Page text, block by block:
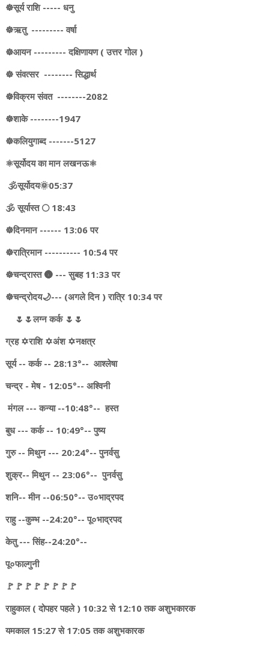
☸️सूर्य राशि ----- धनु
☸️ऋतु --------- वर्षा
☸️आयन --------- दक्षिणायण ( उत्तर गोल )
☸️ संवत्सर -------- सिद्धार्थ
☸️विक्रम संवत --------2082
☸️शाके --------1947
☸️कलियुगाब्द -------5127
⚛️सूर्योदय का मान लखनऊ⚛️
🕉️सूर्योदय🌞05:37
🕉️ सूर्यास्त 🌕 18:43
☸️दिनमान ------ 13:06 पर
☸️रात्रिमान ---------- 10:54 पर
☸️चन्द्रास्त 🌚 --- सुबह 11:33 पर
☸चन्द्रोदय🌙--- (अगले दिन ) रात्रि 10:34 पर
🌷🌷लग्न कर्क 🌷🌷
ग्रह ✡️राशि ✡️अंश ✡️नक्षत्र
सूर्य -- कर्क -- 28:13°-- आश्लेषा
चन्द्र - मेष - 12:05°-- अश्विनी
मंगल --- कन्या --10:48°-- हस्त
बुध --- कर्क -- 10:49°-- पुष्य
गुरु -- मिथुन --- 20:24°-- पुनर्वसु
शुक्र-- मिथुन -- 23:06°-- पुनर्वसु
शनि-- मीन --06:50°-- उ०भाद्रपद
राहु --कुम्भ --24:20°-- पू०भाद्रपद
केतु --- सिंह--24:20°--
पू०फाल्गुनी
🚩🚩🚩🚩🚩🚩🚩🚩
राहुकाल ( दोपहर पहले ) 10:32 से 12:10 तक अशुभकारक
यमकाल 15:27 से 17:05 तक अशुभकारक